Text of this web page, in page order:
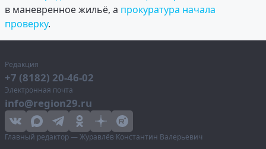
в маневренное жильё, а прокуратура начала
проверку.
Редакция
+7 (8182) 20-46-02
Электронная почта
info@region29.ru
Главный редактор — Журавлёв Константин Валерьевич